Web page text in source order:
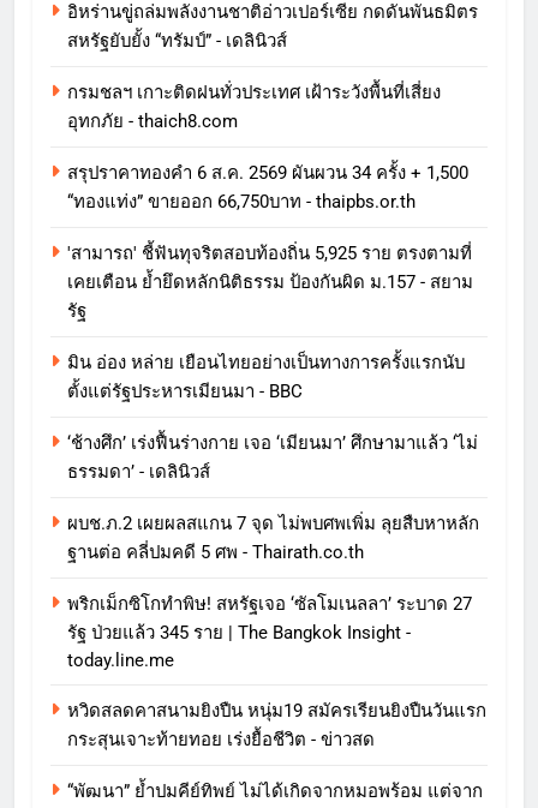
อิหร่านขู่ถล่มพลังงานชาติอ่าวเปอร์เซีย กดดันพันธมิตร
สหรัฐยับยั้ง “ทรัมป์” - เดลินิวส์
กรมชลฯ เกาะติดฝนทั่วประเทศ เฝ้าระวังพื้นที่เสี่ยง
อุทกภัย - thaich8.com
สรุปราคาทองคำ 6 ส.ค. 2569 ผันผวน 34 ครั้ง + 1,500
“ทองแท่ง” ขายออก 66,750บาท - thaipbs.or.th
'สามารถ' ชี้ฟันทุจริตสอบท้องถิ่น 5,925 ราย ตรงตามที่
เคยเตือน ย้ำยึดหลักนิติธรรม ป้องกันผิด ม.157 - สยาม
รัฐ
มิน อ่อง หล่าย เยือนไทยอย่างเป็นทางการครั้งแรกนับ
ตั้งแต่รัฐประหารเมียนมา - BBC
‘ช้างศึก’ เร่งฟื้นร่างกาย เจอ ‘เมียนมา’ ศึกษามาแล้ว ‘ไม่
ธรรมดา’ - เดลินิวส์
ผบช.ภ.2 เผยผลสแกน 7 จุด ไม่พบศพเพิ่ม ลุยสืบหาหลัก
ฐานต่อ คลี่ปมคดี 5 ศพ - Thairath.co.th
พริกเม็กซิโกทำพิษ! สหรัฐเจอ ‘ซัลโมเนลลา’ ระบาด 27
รัฐ ป่วยแล้ว 345 ราย | The Bangkok Insight -
today.line.me
หวิดสลดคาสนามยิงปืน หนุ่ม19 สมัครเรียนยิงปืนวันแรก
กระสุนเจาะท้ายทอย เร่งยื้อชีวิต - ข่าวสด
“พัฒนา” ย้ำปมคีย์ทิพย์ ไม่ได้เกิดจากหมอพร้อม แต่จาก